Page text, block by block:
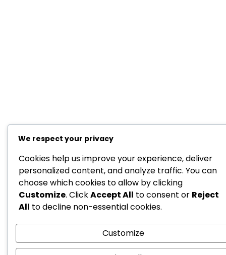
We respect your privacy
Cookies help us improve your experience, deliver
personalized content, and analyze traffic. You can
choose which cookies to allow by clicking
Customize. ClickAccept All to consent or Reject
All to decline non-essential cookies.
Customize